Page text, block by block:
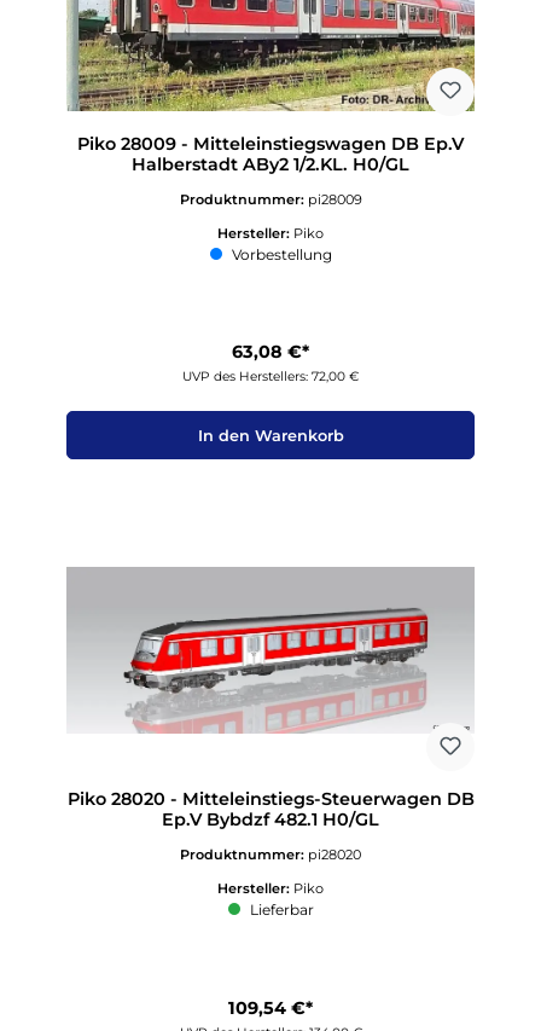
Piko 28009 - Mitteleinstiegswagen DB Ep.V
Halberstadt ABy2 1/2.KL. H0/GL
Produktnummer: pi28009
Hersteller: Piko
Vorbestellung
63,08 €*
UVP des Herstellers: 72,00 €
In den Warenkorb
Piko 28020 - Mitteleinstiegs-Steuerwagen DB
Ep.V Bybdzf 482.1 H0/GL
Produktnummer: pi28020
Hersteller: Piko
Lieferbar
109,54 €*